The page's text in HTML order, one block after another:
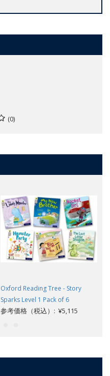
(0)
Oxford Reading Tree - Story
Sparks Level 1 Pack of 6
参考価格（税込）: ¥5,115